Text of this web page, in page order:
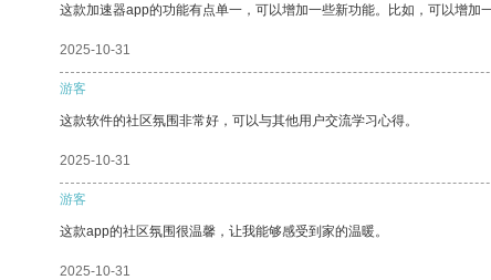
这款加速器app的功能有点单一，可以增加一些新功能。比如，可以增加
2025-10-31
游客
这款软件的社区氛围非常好，可以与其他用户交流学习心得。
2025-10-31
游客
这款app的社区氛围很温馨，让我能够感受到家的温暖。
2025-10-31